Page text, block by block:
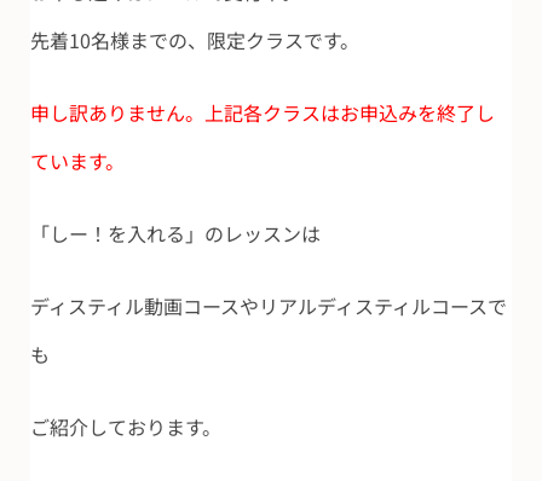
先着10名様までの、限定クラスです。
申し訳ありません。上記各クラスはお申込みを終了し
ています。
「しー！を入れる」のレッスンは
ディスティル動画コースやリアルディスティルコースで
も
ご紹介しております。